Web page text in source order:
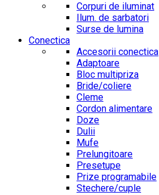
Corpuri de iluminat
Ilum. de sarbatori
Surse de lumina
Conectica
Accesorii conectica
Adaptoare
Bloc multipriza
Bride/coliere
Cleme
Cordon alimentare
Doze
Dulii
Mufe
Prelungitoare
Presetupe
Prize programabile
Stechere/cuple